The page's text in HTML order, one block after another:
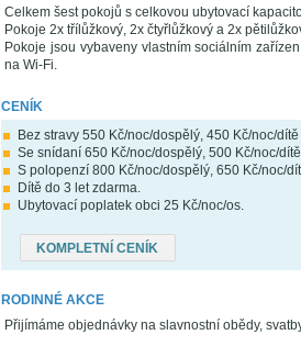
Celkem šest pokojů s celkovou ubytovací
Pokoje 2x třílůžkový, 2x čtyřlůžkový a 2x
Pokoje jsou vybaveny vlastním sociálním
na Wi-Fi.
CENÍK
Bez stravy 550 Kč/noc/dospělý, 450 Kč/noc/
Se snídaní 650 Kč/noc/dospělý, 500 Kč/noc/
S polopenzí 800 Kč/noc/dospělý, 650 Kč/noc/
Dítě do 3 let zdarma.
Ubytovací poplatek obci 25 Kč/noc/os.
KOMPLETNÍ CENÍK
RODINNÉ AKCE
Přijímáme objednávky na slavnostní obědy,